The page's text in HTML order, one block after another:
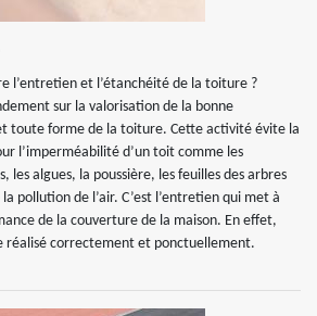
l’entretien et l’étanchéité de la toiture ?
sur la valorisation de la bonne
toute forme de la toiture. Cette activité évite la
l’imperméabilité d’un toit comme les
les algues, la poussière, les feuilles des arbres
pollution de l’air. C’est l’entretien qui met à
de la couverture de la maison. En effet,
correctement et ponctuellement.